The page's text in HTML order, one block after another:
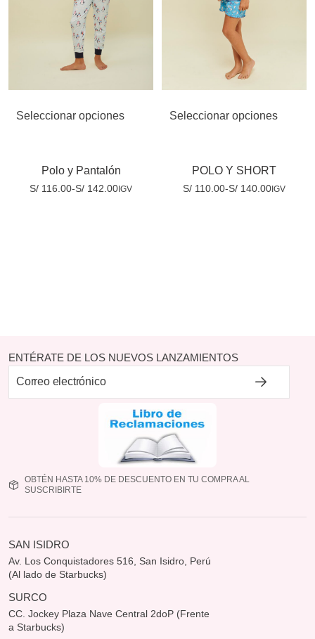
Seleccionar opciones
Polo y Pantalón
S/ 116.00-S/ 142.00IGV
Seleccionar opciones
POLO Y SHORT
S/ 110.00-S/ 140.00IGV
ENTÉRATE DE LOS NUEVOS LANZAMIENTOS
OBTÉN HASTA 10% DE DESCUENTO EN TU COMPRA AL
SUSCRIBIRTE
SAN ISIDRO
Av. Los Conquistadores 516, San Isidro, Perú
(Al lado de Starbucks)
SURCO
CC. Jockey Plaza Nave Central 2doP (Frente
a Starbucks)